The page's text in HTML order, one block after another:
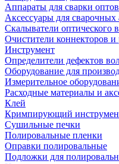
Аппараты для сварки
Аксессуары для сварочных
Скалыватели оптического
Очистители коннекторов и
Инструмент
Определители дефектов
Оборудование для
Измерительное
Расходные материалы и
Клей
Кримпирующий
Сушильные печки
Полировальные пленки
Оправки полировальные
Подложки для